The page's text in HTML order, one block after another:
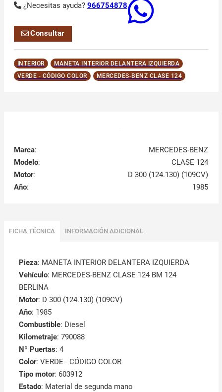
¿Necesitas ayuda? 966754878
Consultar
INTERIOR
MANETA INTERIOR DELANTERA IZQUIERDA
VERDE - CÓDIGO COLOR
MERCEDES-BENZ CLASE 124
Marca:
MERCEDES-BENZ
Modelo:
CLASE 124
Motor:
D 300 (124.130) (109CV)
Año: 1985
FICHA TÉCNICA INFORMACIÓN ADICIONAL
Pieza: MANETA INTERIOR DELANTERA IZQUIERDA
Vehículo: MERCEDES-BENZ CLASE 124 BM 124
BERLINA
Motor: D 300 (124.130) (109CV)
Año: 1985
Combustible: Diesel
Kilometraje: 790088
Nº Puertas: 4
Color: VERDE - CÓDIGO COLOR
Tipo motor: 603912
Estado: Material de segunda mano